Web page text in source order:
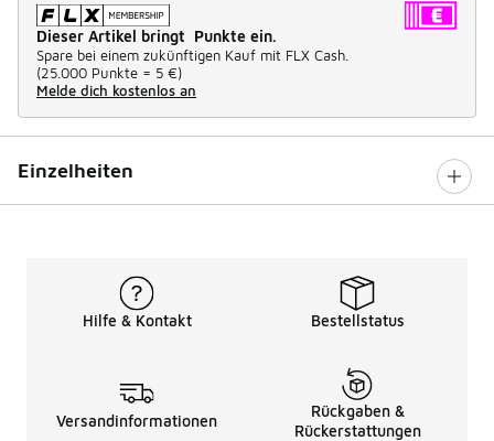
Dieser Artikel bringt Punkte ein.
Spare bei einem zukünftigen Kauf mit FLX Cash.
(25.000 Punkte = 5 €)
Melde dich kostenlos an
Einzelheiten
Hilfe & Kontakt Bestellstatus
Versandinformationen
Rückgaben &
Rückerstattungen